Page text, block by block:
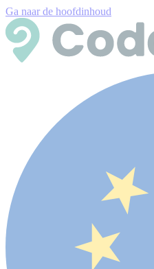
Ga naar de hoofdinhoud